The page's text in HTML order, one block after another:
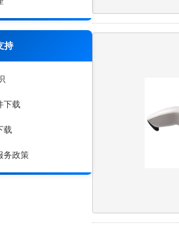
持
下载
载
务政策